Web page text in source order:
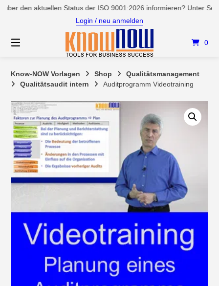
Springen
aktuellen Status der ISO 9001:2026 informieren? Unter Service/
Login / neu anmelden
0
Know-NOW Vorlagen Shop
Qualitätsmanagement
Qualitätsaudit intern
Auditprogramm Videotraining